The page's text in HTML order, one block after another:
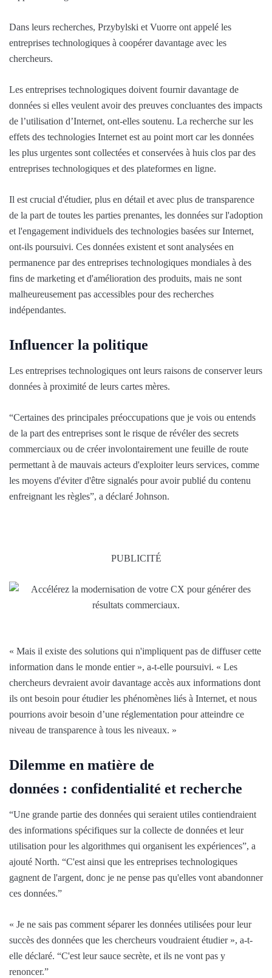
Dans leurs recherches, Przybylski et Vuorre ont appelé les
entreprises technologiques à coopérer davantage avec les
chercheurs.
Les entreprises technologiques doivent fournir davantage de
données si elles veulent avoir des preuves concluantes des impacts
de l’utilisation d’Internet, ont-elles soutenu. La recherche sur les
effets des technologies Internet est au point mort car les données
les plus urgentes sont collectées et conservées à huis clos par des
entreprises technologiques et des plateformes en ligne.
Il est crucial d'étudier, plus en détail et avec plus de transparence
de la part de toutes les parties prenantes, les données sur l'adoption
et l'engagement individuels des technologies basées sur Internet,
ont-ils poursuivi. Ces données existent et sont analysées en
permanence par des entreprises technologiques mondiales à des
fins de marketing et d'amélioration des produits, mais ne sont
malheureusement pas accessibles pour des recherches
indépendantes.
Influencer la politique
Les entreprises technologiques ont leurs raisons de conserver leurs
données à proximité de leurs cartes mères.
“Certaines des principales préoccupations que je vois ou entends
de la part des entreprises sont le risque de révéler des secrets
commerciaux ou de créer involontairement une feuille de route
permettant à de mauvais acteurs d'exploiter leurs services, comme
les moyens d'éviter d'être signalés pour avoir publié du contenu
enfreignant les règles”, a déclaré Johnson.
PUBLICITÉ
« Mais il existe des solutions qui n'impliquent pas de diffuser cette
information dans le monde entier », a-t-elle poursuivi. « Les
chercheurs devraient avoir davantage accès aux informations dont
ils ont besoin pour étudier les phénomènes liés à Internet, et nous
pourrions avoir besoin d’une réglementation pour atteindre ce
niveau de transparence à tous les niveaux. »
Dilemme en matière de
données : confidentialité et recherche
“Une grande partie des données qui seraient utiles contiendraient
des informations spécifiques sur la collecte de données et leur
utilisation pour les algorithmes qui organisent les expériences”, a
ajouté North. “C'est ainsi que les entreprises technologiques
gagnent de l'argent, donc je ne pense pas qu'elles vont abandonner
ces données.”
« Je ne sais pas comment séparer les données utilisées pour leur
succès des données que les chercheurs voudraient étudier », a-t-
elle déclaré. “C'est leur sauce secrète, et ils ne vont pas y
renoncer.”